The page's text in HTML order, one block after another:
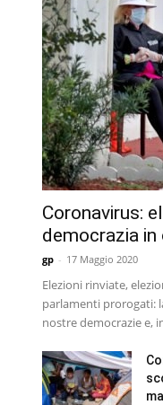
Coronavirus:
democrazia in
gp - 17 Maggio 2020
Elezioni rinviate,
parlamenti prorogati:
nostre democrazie e,